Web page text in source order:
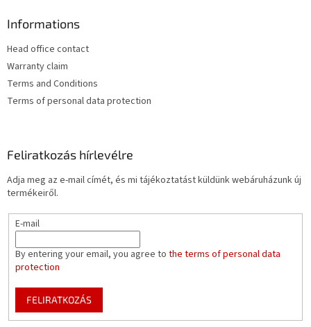
Informations
Head office contact
Warranty claim
Terms and Conditions
Terms of personal data protection
Feliratkozás hírlevélre
Adja meg az e-mail címét, és mi tájékoztatást küldünk webáruházunk új
termékeiről.
E-mail
By entering your email, you agree to the terms of personal data
protection
FELIRATKOZÁS